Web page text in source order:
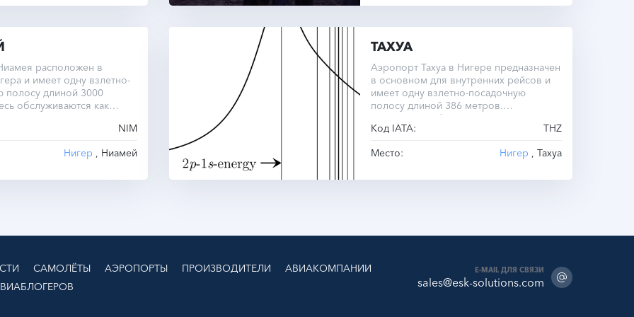
расположен в
и имеет одну взлетно-
полосу длиной 3000
обслуживаются как
NIM
Нигер , Ниамей
ТАХУА
Аэропорт Тахуа в Нигере предназначен
в основном для внутренних рейсов и
имеет одну взлетно-посадочную
полосу длиной 386 метров.
Расположен вблизи города Тахуа.
Код IATA:
THZ
Место:
Нигер , Тахуа
САМОЛЁТЫ АЭРОПОРТЫ ПРОИЗВОДИТЕЛИ
АВИАКОМПАНИИ
E-MAIL ДЛЯ СВЯЗИ
sales@esk-solutions.com